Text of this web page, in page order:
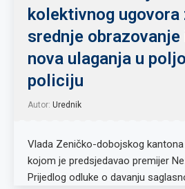
kolektivnog ugovora
srednje
nova ulaganja u
policiju
Autor: Urednik
Vlada Zeničko-dobojskog kantona
kojom je predsjedavao premijer
Prijedlog odluke o davanju